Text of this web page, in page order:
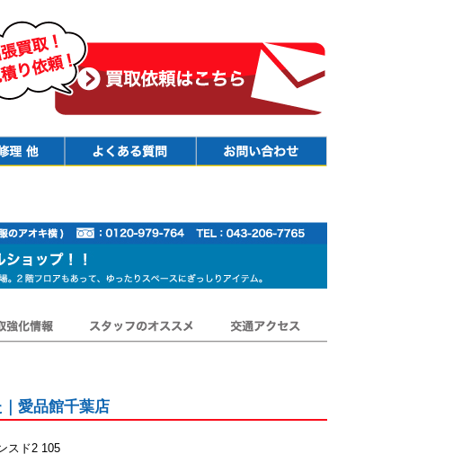
愛品館千葉店
スド2 105